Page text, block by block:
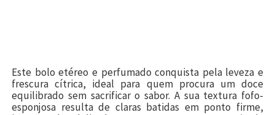
Este bolo etéreo e perfumado conquista pela leveza e
frescura cítrica, ideal para quem procura um doce
equilibrado sem sacrificar o sabor. A sua textura fofo-
esponjosa resulta de claras batidas em ponto firme,